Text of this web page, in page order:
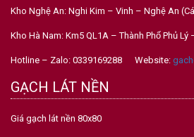
Kho Nghệ An: Nghi Kim – Vinh – Nghệ An
Kho Hà Nam: Km5 QL1A – Thành Phố Phủ Lý
Hotline – Zalo: 0339169288 Website:
GẠCH LÁT NỀN
Giá gạch lát nền 80x80